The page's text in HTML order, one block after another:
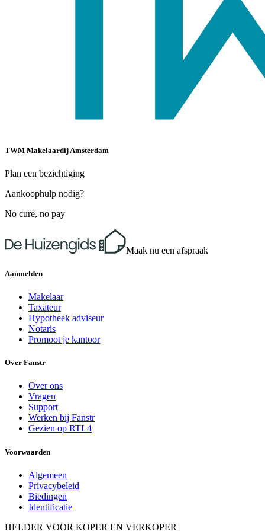
TWM Makelaardij Amsterdam
Plan een bezichtiging
Aankoophulp nodig?
No cure, no pay
Maak nu een afspraak
Aanmelden
Makelaar
Taxateur
Hypotheek adviseur
Notaris
Promoot je kantoor
Over Fanstr
Over ons
Vragen
Support
Werken bij Fanstr
Gezien op RTL4
Voorwaarden
Algemeen
Privacybeleid
Biedingen
Identificatie
HELDER VOOR KOPER EN VERKOPER